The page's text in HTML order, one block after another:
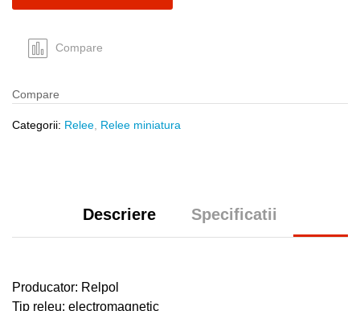
85-
quantity
Compare
Compare
Categorii: Relee Relee miniatura
Descriere Specificatii
Producator: Relpol
Tip releu: electromagnetic